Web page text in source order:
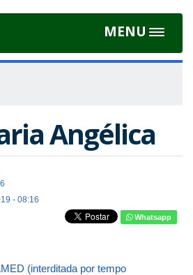
MENU
Toggle
Angélica
- 08:16
Whatsapp
(interditada por tempo